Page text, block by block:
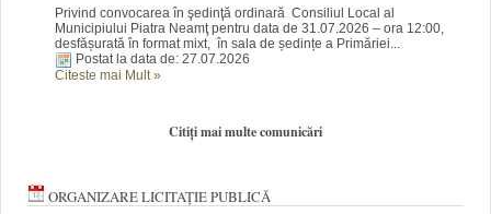
Privind convocarea în şedinţă ordinară Consiliul Local al
Municipiului Piatra Neamţ pentru data de 31.07.2026 – ora 12:00,
desfășurată în format mixt, în sala de ședințe a Primăriei...
Postat la data de: 27.07.2026
Citeste mai Mult»
Citiți mai multe comunicări
ORGANIZARE LICITAȚIE PUBLICĂ